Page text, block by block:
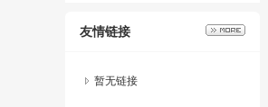
友情链接
暂无链接